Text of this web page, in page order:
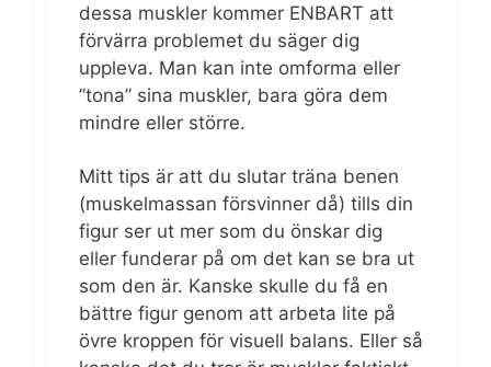
dessa muskler kommer ENBART att
förvärra problemet du säger dig
uppleva. Man kan inte omforma eller
”tona” sina muskler, bara göra dem
mindre eller större.
Mitt tips är att du slutar träna benen
(muskelmassan försvinner då) tills din
figur ser ut mer som du önskar dig
eller funderar på om det kan se bra ut
som den är. Kanske skulle du få en
bättre figur genom att arbeta lite på
övre kroppen för visuell balans. Eller så